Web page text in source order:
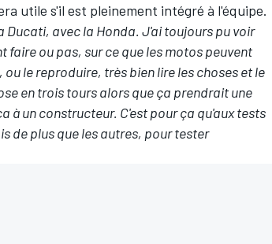
utile s'il est pleinement intégré à l'équipe.
Ducati, avec la Honda. J'ai toujours pu voir
faire ou pas, sur ce que les motos peuvent
le reproduire, très bien lire les choses et le
en trois tours alors que ça prendrait une
à un constructeur. C'est pour ça qu'aux tests
de plus que les autres, pour tester